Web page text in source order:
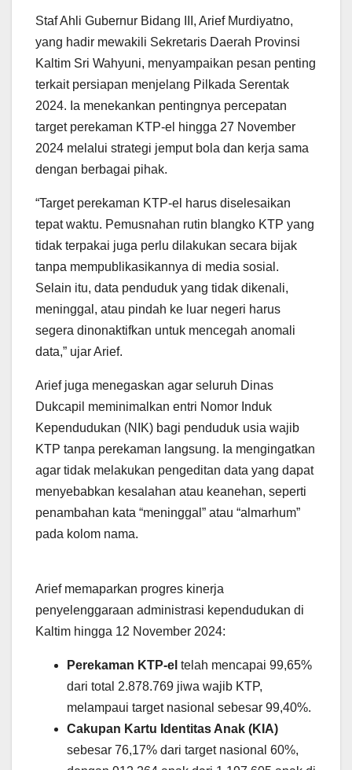
Staf Ahli Gubernur Bidang III, Arief Murdiyatno,
yang hadir mewakili Sekretaris Daerah Provinsi
Kaltim Sri Wahyuni, menyampaikan pesan penting
terkait persiapan menjelang Pilkada Serentak
2024. Ia menekankan pentingnya percepatan
target perekaman KTP-el hingga 27 November
2024 melalui strategi jemput bola dan kerja sama
dengan berbagai pihak.
“Target perekaman KTP-el harus diselesaikan
tepat waktu. Pemusnahan rutin blangko KTP yang
tidak terpakai juga perlu dilakukan secara bijak
tanpa mempublikasikannya di media sosial.
Selain itu, data penduduk yang tidak dikenali,
meninggal, atau pindah ke luar negeri harus
segera dinonaktifkan untuk mencegah anomali
data,” ujar Arief.
Arief juga menegaskan agar seluruh Dinas
Dukcapil meminimalkan entri Nomor Induk
Kependudukan (NIK) bagi penduduk usia wajib
KTP tanpa perekaman langsung. Ia mengingatkan
agar tidak melakukan pengeditan data yang dapat
menyebabkan kesalahan atau keanehan, seperti
penambahan kata “meninggal” atau “almarhum”
pada kolom nama.
Arief memaparkan progres kinerja
penyelenggaraan administrasi kependudukan di
Kaltim hingga 12 November 2024:
Perekaman KTP-el telah mencapai 99,65%
dari total 2.878.769 jiwa wajib KTP,
melampaui target nasional sebesar 99,40%.
Cakupan Kartu Identitas Anak (KIA)
sebesar 76,17% dari target nasional 60%,